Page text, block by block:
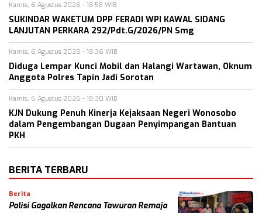
Kamis, 6 Agustus 2026 - 18:58 WIB
SUKINDAR WAKETUM DPP FERADI WPI KAWAL SIDANG
LANJUTAN PERKARA 292/Pdt.G/2026/PN Smg
Kamis, 6 Agustus 2026 - 18:36 WIB
Diduga Lempar Kunci Mobil dan Halangi Wartawan, Oknum
Anggota Polres Tapin Jadi Sorotan
Kamis, 6 Agustus 2026 - 18:30 WIB
KJN Dukung Penuh Kinerja Kejaksaan Negeri Wonosobo
dalam Pengembangan Dugaan Penyimpangan Bantuan
PKH
BERITA TERBARU
Berita
Polisi Gagalkan Rencana Tawuran Remaja